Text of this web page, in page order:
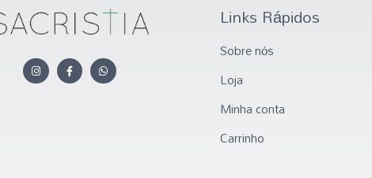
Links Rápidos
Sobre nós
Loja
Minha conta
Carrinho